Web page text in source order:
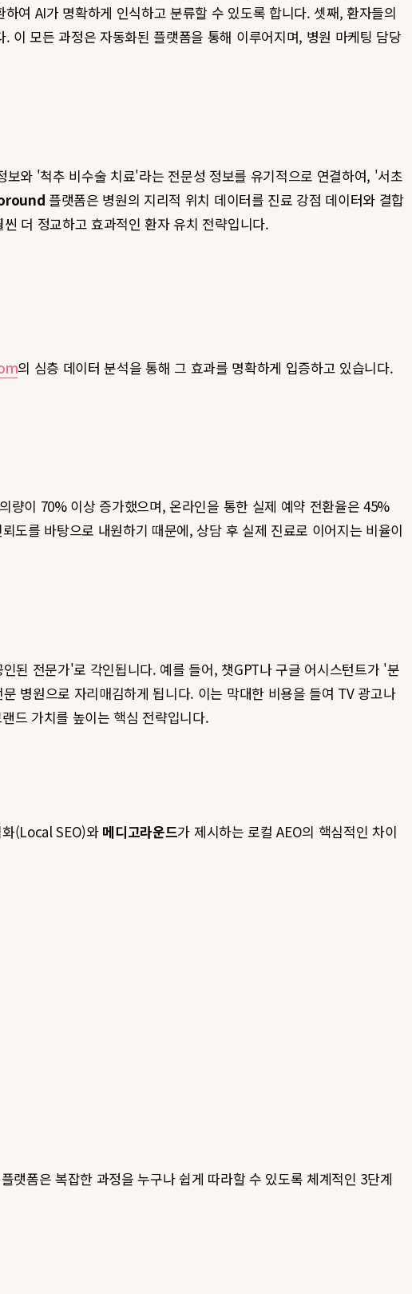
여 AI가 명확하게 인식하고 분류할 수 있도록 합니다. 셋째, 환자들의
이 모든 과정은 자동화된 플랫폼을 통해 이루어지며, 병원 마케팅 담당
와 '척추 비수술 치료'라는 전문성 정보를 유기적으로 연결하여, '서초
플랫폼은 병원의 지리적 위치 데이터를 진료 강점 데이터와 결합
더 정교하고 효과적인 환자 유치 전략입니다.
의 심층 데이터 분석을 통해 그 효과를 명확하게 입증하고 있습니다.
이 70% 이상 증가했으며, 온라인을 통한 실제 예약 전환율은 45%
도를 바탕으로 내원하기 때문에, 상담 후 실제 진료로 이어지는 비율이
된 전문가'로 각인됩니다. 예를 들어, 챗GPT나 구글 어시스턴트가 '분
병원으로 자리매김하게 됩니다. 이는 막대한 비용을 들여 TV 광고나
드 가치를 높이는 핵심 전략입니다.
(Local SEO)와 메디고라운드가 제시하는 로컬 AEO의 핵심적인 차이
플랫폼은 복잡한 과정을 누구나 쉽게 따라할 수 있도록 체계적인 3단계